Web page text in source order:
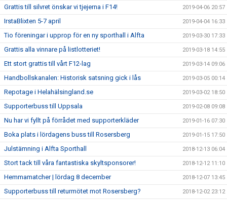
Grattis till silvret önskar vi tjejerna i F14! 2019-04-06 20:57
IrstaBlixten 5-7 april 2019-04-04 16:33
Tio föreningar i upprop för en ny sporthall i Alfta 2019-03-30 17:33
Grattis alla vinnare på listlotteriet! 2019-03-18 14:55
Ett stort grattis till vårt F12-lag 2019-03-14 09:06
Handbollskanalen: Historisk satsning gick i lås 2019-03-05 00:14
Repotage i Helahälsingland.se 2019-03-02 18:50
Supporterbuss till Uppsala 2019-02-08 09:08
Nu har vi fyllt på förrådet med supporterkläder 2019-01-16 07:30
Boka plats i lördagens buss till Rosersberg 2019-01-15 17:50
Julstämning i Alfta Sporthall 2018-12-13 06:04
Stort tack till våra fantastiska skyltsponsorer! 2018-12-12 11:10
Hemmamatcher | lördag 8 december 2018-12-07 13:45
Supporterbuss till returmötet mot Rosersberg? 2018-12-02 23:12